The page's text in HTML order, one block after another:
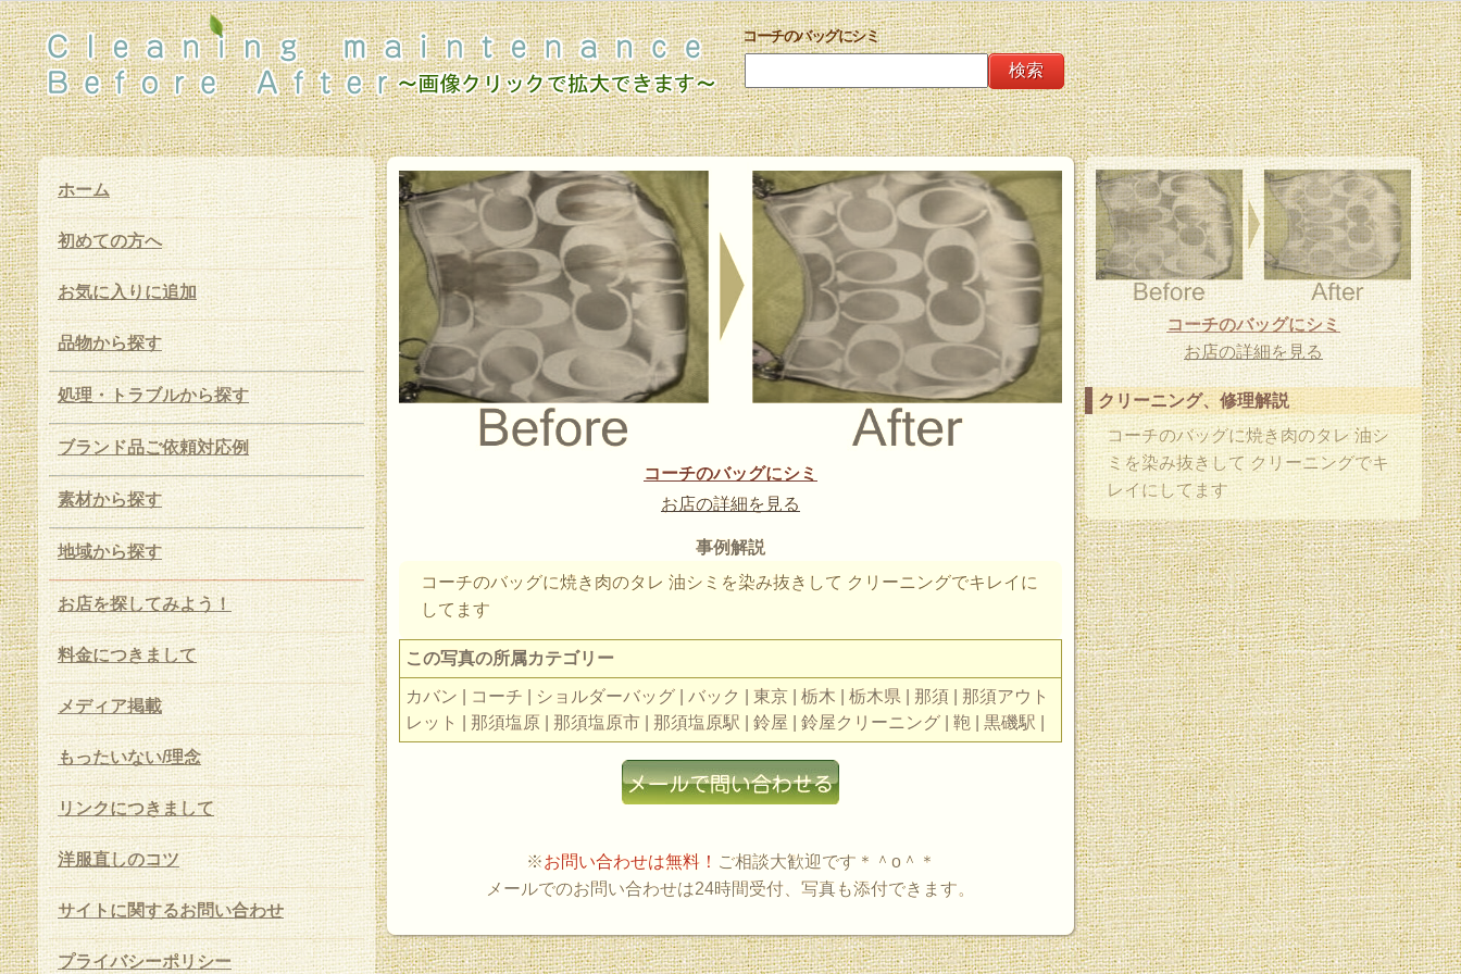
コーチのバッグにシミ
ホーム
初めての方へ
お気に入りに追加
品物から探す
処理・トラブルから探す
ブランド品ご依頼対応例
素材から探す
地域から探す
お店を探してみよう！
料金につきまして
メディア掲載
もったいない/理念
リンクにつきまして
洋服直しのコツ
サイトに関するお問い合わせ
プライバシーポリシー
コーチのバッグにシミ
お店の詳細を見る
事例解説
コーチのバッグに焼き肉のタレ 油シミを染み抜きして クリーニングでキレイに
してます
この写真の所属カテゴリー
カバン | コーチ | ショルダーバッグ | バック | 東京 | 栃木 | 栃木県 | 那須 | 那須アウト
レット | 那須塩原 | 那須塩原市 | 那須塩原駅 | 鈴屋 | 鈴屋クリーニング | 鞄 | 黒磯駅 |
※お問い合わせは無料！ ご相談大歓迎です＊＾o＾＊
メールでのお問い合わせは24時間受付、写真も添付できます。
コーチのバッグにシミ
お店の詳細を見る
クリーニング、修理解説
コーチのバッグに焼き肉のタレ 油シ
ミを染み抜きして クリーニングでキ
レイにしてます